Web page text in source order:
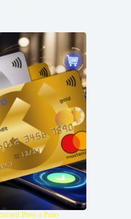
Paso a Paso